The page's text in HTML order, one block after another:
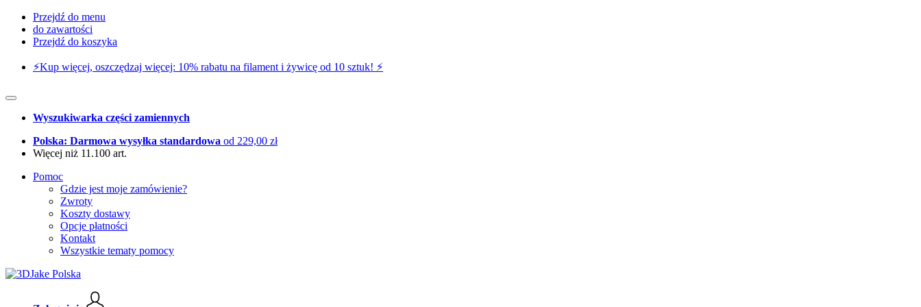
Przejdź do menu
do zawartości
Przejdź do koszyka
⚡️Kup więcej, oszczędzaj więcej: 10% rabatu na filament i żywicę od 10 sztuk! ⚡️
Wyszukiwarka części zamiennych
Polska: Darmowa wysyłka standardowa od 229,00 zł
Więcej niż 11.100 art.
Pomoc
Gdzie jest moje zamówienie?
Zwroty
Koszty dostawy
Opcje płatności
Kontakt
Wszystkie tematy pomocy